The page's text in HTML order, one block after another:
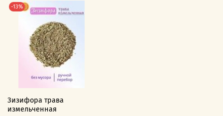
-13%
Зизифора трава
измельченная